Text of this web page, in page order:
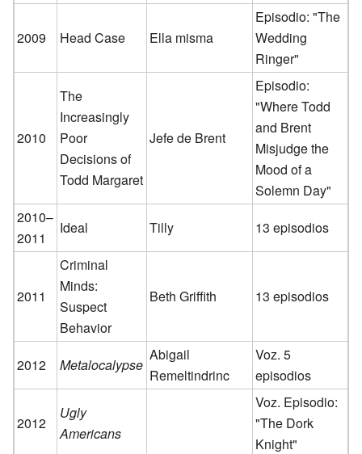
2009 Head Case Ella misma
Episodio: "The
Wedding
Ringer"
2010
The
Increasingly
Poor
Decisions of
Todd Margaret
Jefe de Brent
Episodio:
"Where Todd
and Brent
Misjudge the
Mood of a
Solemn Day"
2010–
2011
Ideal Tilly 13 episodios
2011
Criminal
Minds:
Suspect
Behavior
Beth Griffith 13 episodios
2012 Metalocalypse
Abigail
Remeltindrinc
Voz. 5
episodios
2012
Ugly
Americans
Voz. Episodio:
"The Dork
Knight"